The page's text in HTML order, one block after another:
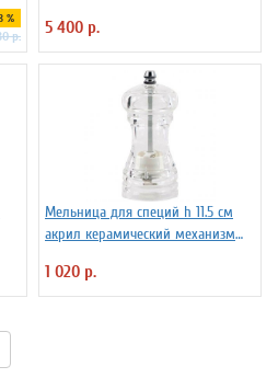
%
р. 5 400 р.
Мельница для специй h 11.5 см
акрил керамический механизм
1 020 р.